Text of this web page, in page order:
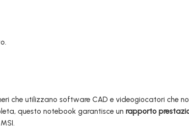
che utilizzano software CAD e videogiocatori che
questo notebook garantisce un rapporto